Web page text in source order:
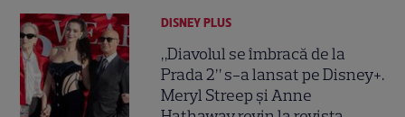
DISNEY PLUS
„Diavolul se îmbracă de la
Prada 2” s-a lansat pe Disney+.
Meryl Streep și Anne